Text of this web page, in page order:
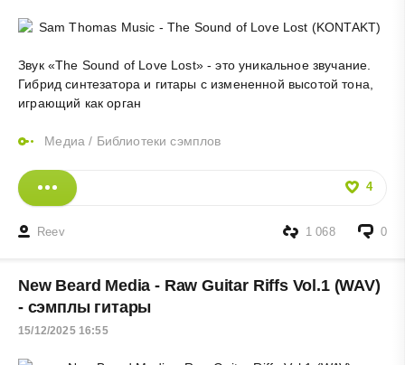
Звук «The Sound of Love Lost» - это уникальное звучание.
Гибрид синтезатора и гитары с измененной высотой тона,
играющий как орган
Медиа / Библиотеки сэмплов
4
Reev 0
1 068
New Beard Media - Raw Guitar Riffs Vol.1 (WAV)
- сэмплы гитары
15/12/2025 16:55